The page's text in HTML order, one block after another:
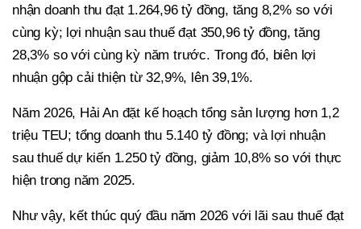
nhận doanh thu đạt 1.264,96 tỷ đồng, tăng 8,2% so với
cùng kỳ; lợi nhuận sau thuế đạt 350,96 tỷ đồng, tăng
28,3% so với cùng kỳ năm trước. Trong đó, biên lợi
nhuận gộp cải thiện từ 32,9%, lên 39,1%.
Năm 2026, Hải An đặt kế hoạch tổng sản lượng hơn 1,2
triệu TEU; tổng doanh thu 5.140 tỷ đồng; và lợi nhuận
sau thuế dự kiến 1.250 tỷ đồng, giảm 10,8% so với thực
hiện trong năm 2025.
Như vậy, kết thúc quý đầu năm 2026 với lãi sau thuế đạt